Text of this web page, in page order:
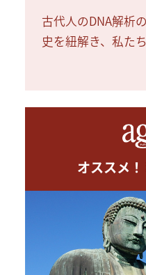
古代人のDNA解析
史を紐解き、私た
オススメ